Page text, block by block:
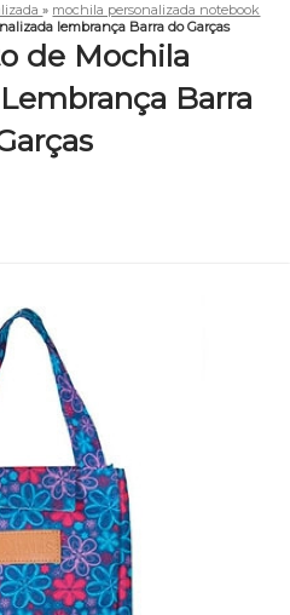
» mochila personalizada notebook
lembrança Barra do Garças
de Mochila
Barra